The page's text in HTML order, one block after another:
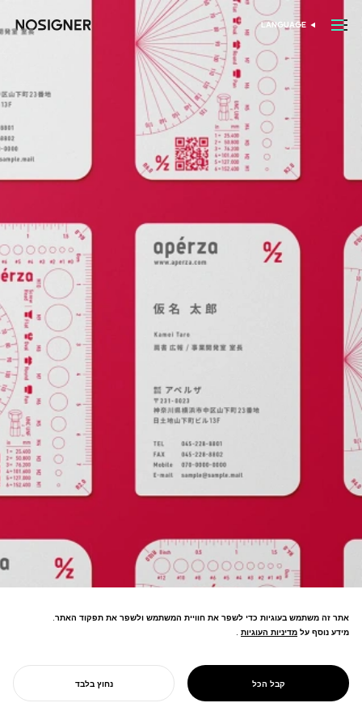
דף הבית בחר שפה
LANGUAGE
PROJECT
APERZA
ואופטימיזציה של זרימת עבודה לחיזוק
התחרותיות התעשייתית של יפן.
אתר זה משתמש בעוגיות כדי לשפר את חוויית המשתמש ולשפר את תפקוד האתר.
מידע נוסף על מדיניות העוגיות
מדיניות העוגיות .
קבל הכל נחוץ בלבד